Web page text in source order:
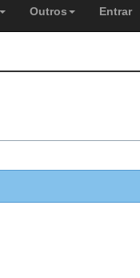
Outros Entrar